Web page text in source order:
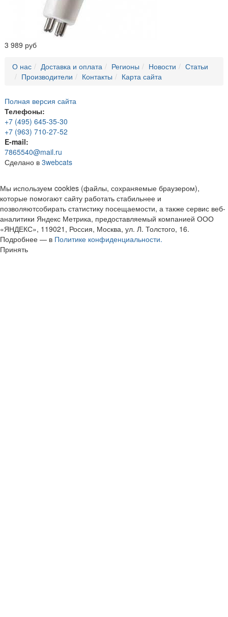
3 989 руб
О нас Доставка и оплата Регионы Новости
Статьи
Производители
Контакты Карта сайта
Полная версия сайта
Телефоны:
+7 (495) 645-35-30
+7 (963) 710-27-52
E-mail:
7865540@mail.ru
Сделано в 3webcats
Мы используем cookies (файлы, сохраняемые браузером),
которые помогают сайту работать стабильнее и
позволяютсобирать статистику посещаемости, а также сервис веб-
аналитики Яндекс Метрика, предоставляемый компанией ООО
«ЯНДЕКС», 119021, Россия, Москва, ул. Л. Толстого, 16.
Подробнее — в Политике конфиденциальности.
Принять